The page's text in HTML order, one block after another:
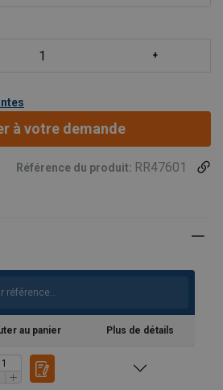
à votre demande
Référence du produit: RR47601
au panier Plus de détails